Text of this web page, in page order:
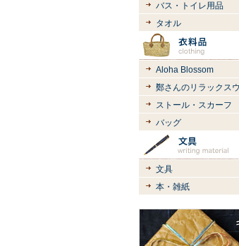
バス・トイレ用品
タオル
Aloha Blossom
鄭さんのリラックス
ストール・スカーフ
バッグ
文具
本・雑紙